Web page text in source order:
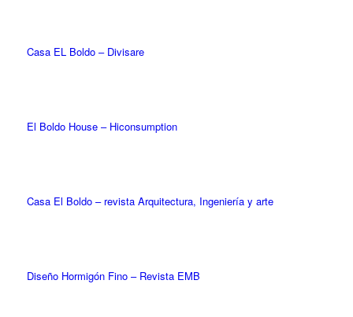
Casa EL Boldo – Divisare
El Boldo House – Hiconsumption
Casa El Boldo – revista Arquitectura, Ingeniería y arte
Diseño Hormigón Fino – Revista EMB